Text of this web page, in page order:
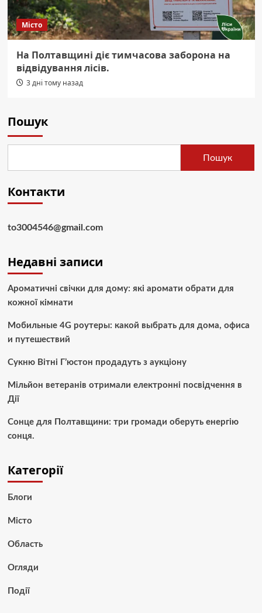
Місто
На Полтавщині діє тимчасова заборона на
відвідування лісів.
3 дні тому назад
Пошук
Пошук
Контакти
to3004546@gmail.com
Недавні записи
Ароматичні свічки для дому: які аромати обрати для
кожної кімнати
Мобильные 4G роутеры: какой выбрать для дома, офиса
и путешествий
Сукню Вітні Г’юстон продадуть з аукціону
Мільйон ветеранів отримали електронні посвідчення в
Дії
Сонце для Полтавщини: три громади оберуть енергію
сонця.
Категорії
Блоги
Місто
Область
Огляди
Події